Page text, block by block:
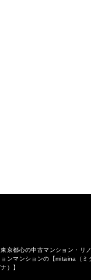
東京都心の中古マンション・リ
ョンマンションの 【mitaina（ミ
ナ）】